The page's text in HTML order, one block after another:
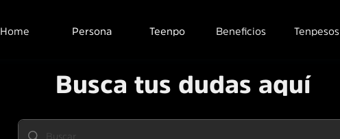
Home Persona Teenpo Beneficios Tenpesos
Busca tus dudas aquí